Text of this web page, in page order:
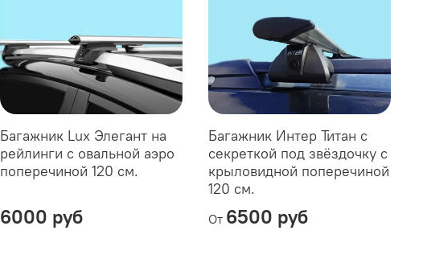
Багажник Lux Элегант на
рейлинги с овальной аэро
поперечиной 120 см.
6000 руб
Багажник Интер Титан с
секреткой под звёздочку с
крыловидной поперечиной
120 см.
От 6500 руб